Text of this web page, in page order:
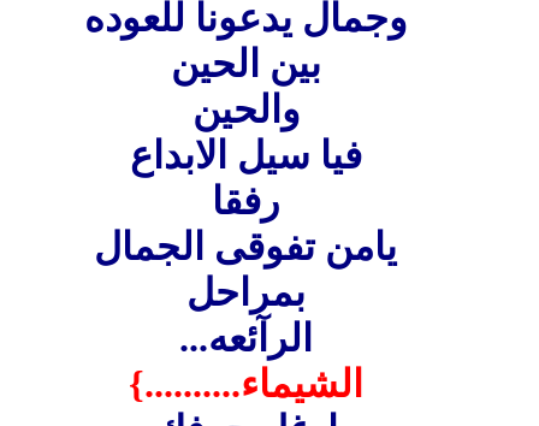
وجمال يدعونا للعوده
بين الحين
والحين
فيا سيل الابداع
رفقا
يامن تفوقى الجمال
بمراحل
الرآئعه...
الشيماء..........}